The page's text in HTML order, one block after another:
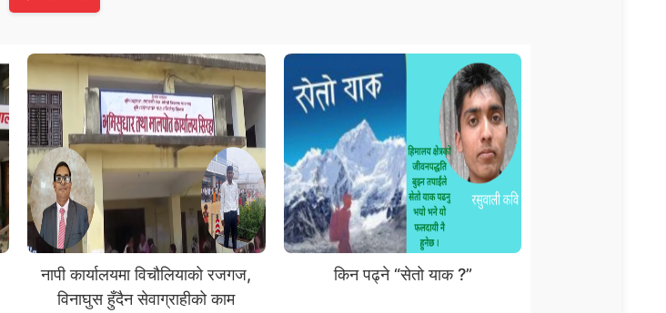
नापी कार्यालयमा विचौलियाको रजगज,
विनाघुस हुँदैन सेवाग्राहीको काम
किन पढ्ने “सेतो याक ?”